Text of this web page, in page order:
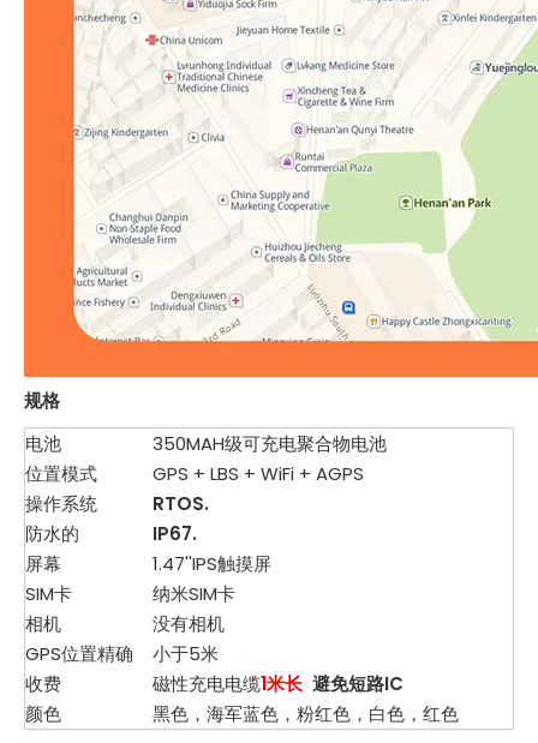
规格
电池
350MAH级可充电聚合物电池
位置模式
GPS + LBS + WiFi + AGPS
操作系统
RTOS.
防水的
IP67.
屏幕
1.47''IPS触摸屏
SIM卡
纳米SIM卡
相机
没有相机
GPS位置精确
小于5米
收费
磁性充电电缆1米长 避免短路IC
颜色
黑色，海军蓝色，粉红色，白色，红色